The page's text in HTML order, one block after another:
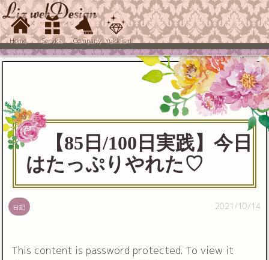
Home Service Company Yukieism
【85日/100日実践】今日
はたっぷりやれた♡
日記 2021/10/14
This content is password protected. To view it